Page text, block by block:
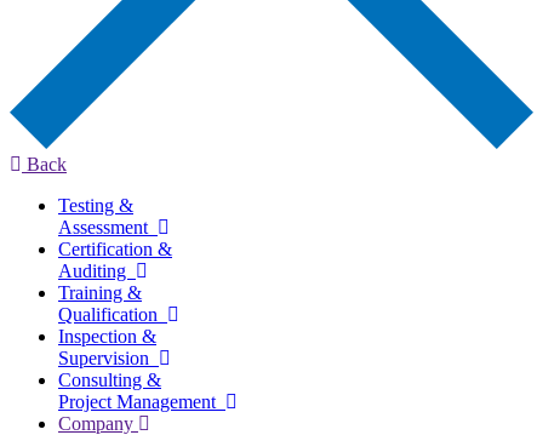
Back
Testing &
Assessment
Certification &
Auditing
Training &
Qualification
Inspection &
Supervision
Consulting &
Project Management
Company